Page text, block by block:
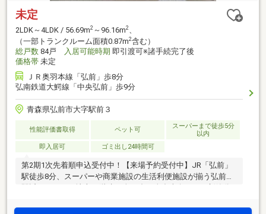
未定
2LDK～4LDK / 56.69m2 ～96.16m2、
（一部トランクルーム面積0.87m2含む）
総戸数 84戸 入居可能時期 即引渡可※諸手続完了後
価格帯 未定
ＪＲ奥羽本線「弘前」歩8分
弘南鉄道大鰐線「中央弘前」歩9分
青森県弘前市大字駅前３
性能評価書取得 ペット可
スーパーまで徒歩5分
以内
即入居可
ゴミ出し24時間可
第2期1次先着順申込受付中！【来場予約受付中】JR「弘前」
駅徒歩8分、スーパーや商業施設の生活利便施設が揃う弘前市
駅近エリアに、地上15階建・全84邸・全邸南向きにて新築分